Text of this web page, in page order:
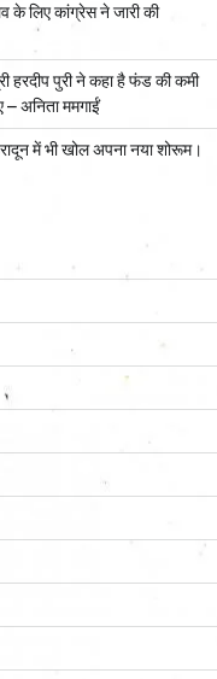
के लिए कांग्रेस ने जारी की
हरदीप पुरी ने कहा है फंड की कमी
अनिता ममगाईं
में भी खोल अपना नया शोरूम।